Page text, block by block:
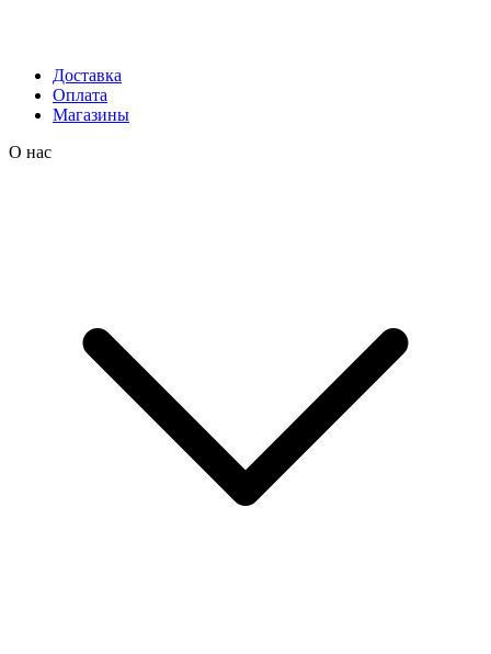
Доставка
Оплата
Магазины
О нас